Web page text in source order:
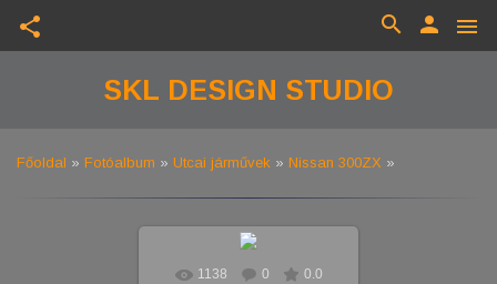
share menu
person
search
SKL DESIGN STUDIO
Főoldal » Fotóalbum » Utcai járművek » Nissan 300ZX »
1138 0 0.0